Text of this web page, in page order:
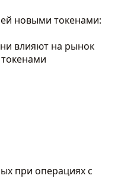
новыми токенами:
влияют на рынок
при операциях с